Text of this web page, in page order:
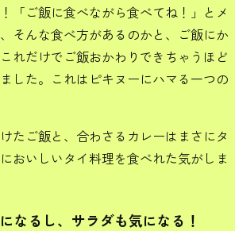
「ご飯に食べながら食べてね！」とメ
そんな食べ方があるのかと、ご飯にか
れだけでご飯おかわりできちゃうほど
した。これはピキヌーにハマる一つの
たご飯と、合わさるカレーはまさにタ
おいしいタイ料理を食べれた気がしま
なるし、サラダも気になる！